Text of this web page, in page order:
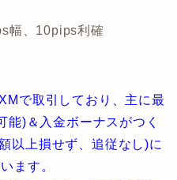
幅、10pips利確
で取引しており、主に最
能)＆入金ボーナスがつく
以上損せず、追従なし)に
ます。